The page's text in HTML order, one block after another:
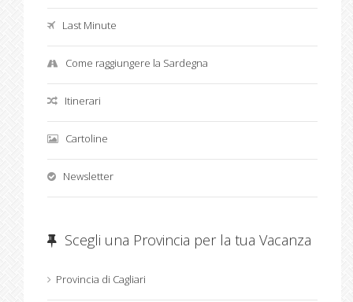
Last Minute
Come raggiungere la Sardegna
Itinerari
Cartoline
Newsletter
Scegli una Provincia per la tua Vacanza
Provincia di Cagliari